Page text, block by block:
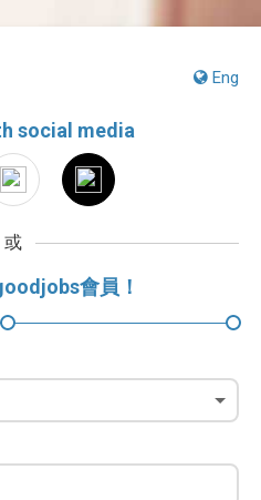
Eng
social media
或
會員！